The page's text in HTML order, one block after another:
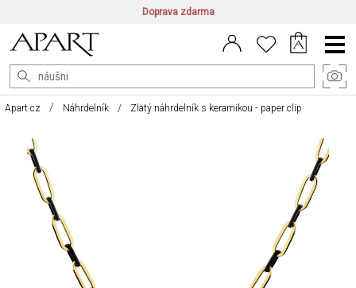
Doprava zdarma
CZ/CZK | EN/EUR PL/PLN
Main
Menu
Apart.cz Náhrdelník Zlatý náhrdelník s keramikou - paper clip